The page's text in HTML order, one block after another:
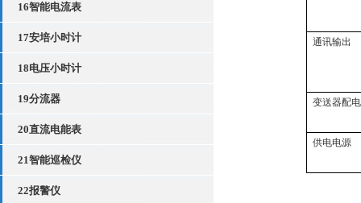
16智能电流表
17安培小时计
18电压小时计
19分流器
20直流电能表
21智能巡检仪
22报警仪
通讯输出
变送器配
供电电源